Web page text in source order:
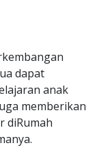
dapat
anak
memberikan
diRumah